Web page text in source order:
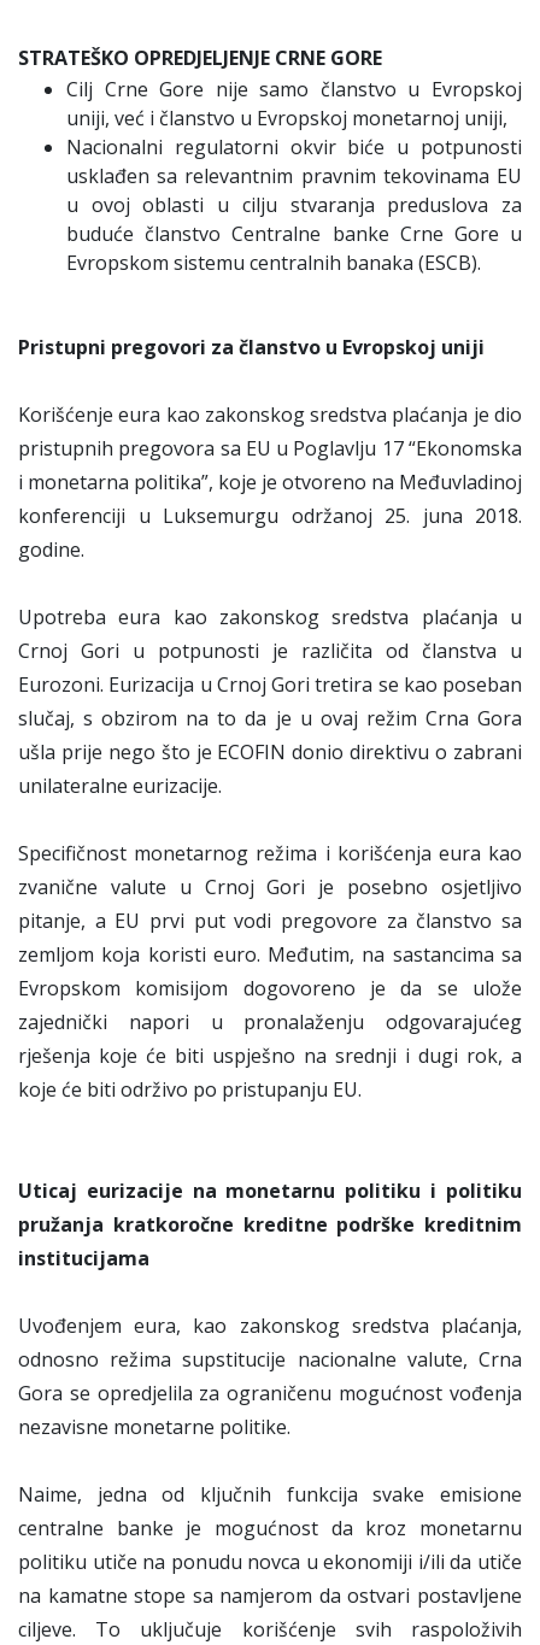
STRATEŠKO OPREDJELJENJE CRNE GORE
Cilj Crne Gore nije samo članstvo u Evropskoj
uniji, već i članstvo u Evropskoj monetarnoj uniji,
Nacionalni regulatorni okvir biće u potpunosti
usklađen sa relevantnim pravnim tekovinama EU
u ovoj oblasti u cilju stvaranja preduslova za
buduće članstvo Centralne banke Crne Gore u
Evropskom sistemu centralnih banaka (ESCB).
Pristupni pregovori za članstvo u Evropskoj uniji
Korišćenje eura kao zakonskog sredstva plaćanja je dio
pristupnih pregovora sa EU u Poglavlju 17 “Ekonomska
i monetarna politika”, koje je otvoreno na Međuvladinoj
konferenciji u Luksemurgu održanoj 25. juna 2018.
godine.
Upotreba eura kao zakonskog sredstva plaćanja u
Crnoj Gori u potpunosti je različita od članstva u
Eurozoni. Eurizacija u Crnoj Gori tretira se kao poseban
slučaj, s obzirom na to da je u ovaj režim Crna Gora
ušla prije nego što je ECOFIN donio direktivu o zabrani
unilateralne eurizacije.
Specifičnost monetarnog režima i korišćenja eura kao
zvanične valute u Crnoj Gori je posebno osjetljivo
pitanje, a EU prvi put vodi pregovore za članstvo sa
zemljom koja koristi euro. Međutim, na sastancima sa
Evropskom komisijom dogovoreno je da se ulože
zajednički napori u pronalaženju odgovarajućeg
rješenja koje će biti uspješno na srednji i dugi rok, a
koje će biti održivo po pristupanju EU.
Uticaj eurizacije na monetarnu politiku i politiku
pružanja kratkoročne kreditne podrške kreditnim
institucijama
Uvođenjem eura, kao zakonskog sredstva plaćanja,
odnosno režima supstitucije nacionalne valute, Crna
Gora se opredjelila za ograničenu mogućnost vođenja
nezavisne monetarne politike.
Naime, jedna od ključnih funkcija svake emisione
centralne banke je mogućnost da kroz monetarnu
politiku utiče na ponudu novca u ekonomiji i/ili da utiče
na kamatne stope sa namjerom da ostvari postavljene
ciljeve. To uključuje korišćenje svih raspoloživih